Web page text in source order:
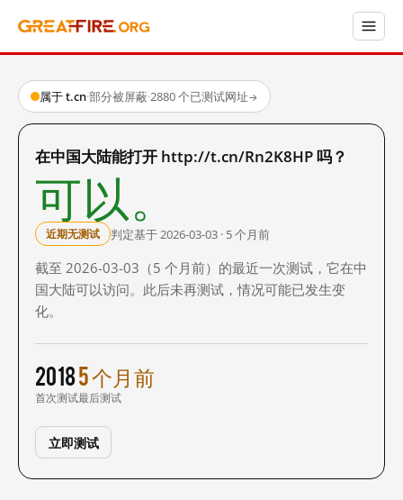
属于 t.cn·部分被屏蔽·2880 个已测试网址→
在中国大陆能打开 http://t.cn/Rn2K8HP 吗？
可以。
近期无测试 判定基于 2026-03-03 · 5 个月前
截至 2026-03-03（5 个月前）的最近一次测试，它在中
国大陆可以访问。此后未再测试，情况可能已发生变
化。
2018
首次测试
5 个月前
最后测试
立即测试